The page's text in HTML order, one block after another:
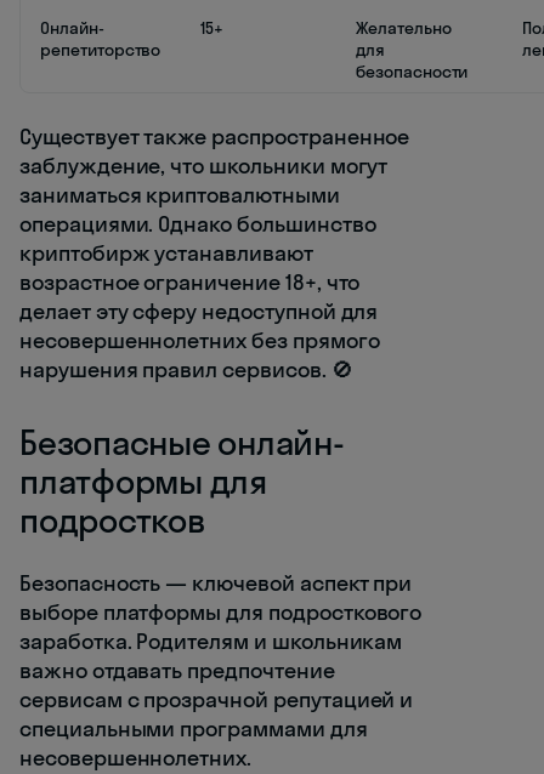
Онлайн-
репетиторство
15+
Желательно
для
безопасности
Существует также распространенное
заблуждение, что школьники могут
заниматься криптовалютными
операциями. Однако большинство
криптобирж устанавливают
возрастное ограничение 18+, что
делает эту сферу недоступной для
несовершеннолетних без прямого
нарушения правил сервисов. 🚫
Безопасные онлайн-
платформы для
подростков
Безопасность — ключевой аспект при
выборе платформы для подросткового
заработка. Родителям и школьникам
важно отдавать предпочтение
сервисам с прозрачной репутацией и
специальными программами для
несовершеннолетних.